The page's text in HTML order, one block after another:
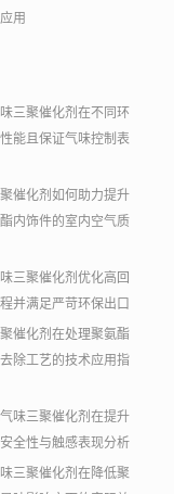
用
三聚催化剂在不同环
能且保证气味控制表
催化剂如何助力提升
内饰件的室内空气质
三聚催化剂优化高回
并满足严苛环保出口
催化剂在处理聚氨酯
除工艺的技术应用指
味三聚催化剂在提升
全性与触感表现分析
三聚催化剂在降低聚